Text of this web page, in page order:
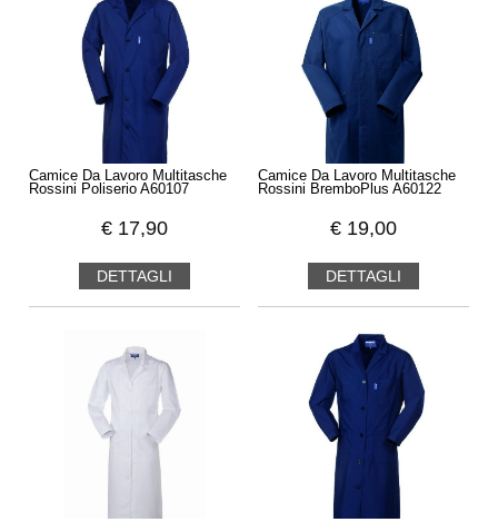
Camice Da Lavoro Multitasche
Rossini Poliserio A60107
€ 17,90
DETTAGLI
Camice Da Lavoro Multitasche
Rossini BremboPlus A60122
€ 19,00
DETTAGLI